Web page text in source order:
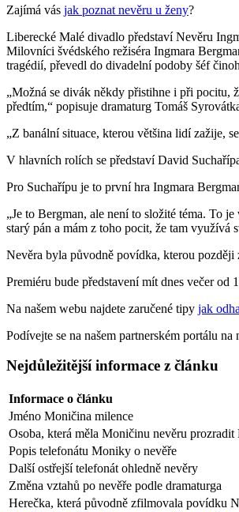
Zajímá vás jak poznat nevěru u ženy?
Liberecké Malé divadlo představí Nevěru
Milovníci švédského režiséra Ingmara
tragédií, převedl do divadelní podoby šéf
„Možná se divák někdy přistihne i při pocitu,
předtím,“ popisuje dramaturg Tomáš
„Z banální situace, kterou většina lidí zažije,
V hlavních rolích se představí David
Pro Suchařípu je to první hra Ingmara
„Je to Bergman, ale není to složité téma. To
starý pán a mám z toho pocit, že tam využívá
Nevěra byla původně povídka, kterou
Premiéru bude představení mít dnes večer
Na našem webu najdete zaručené tipy jak
Podívejte se na našem partnerském portálu na
Nejdůležitější informace z článku
Informace o článku
Jméno Moničina milence
Osoba, která měla Moničinu nevěru prozradit
Popis telefonátu Moniky o nevěře
Další ostřejší telefonát ohledně nevěry
Změna vztahů po nevěře podle dramaturga
Herečka, která původně zfilmovala povídku